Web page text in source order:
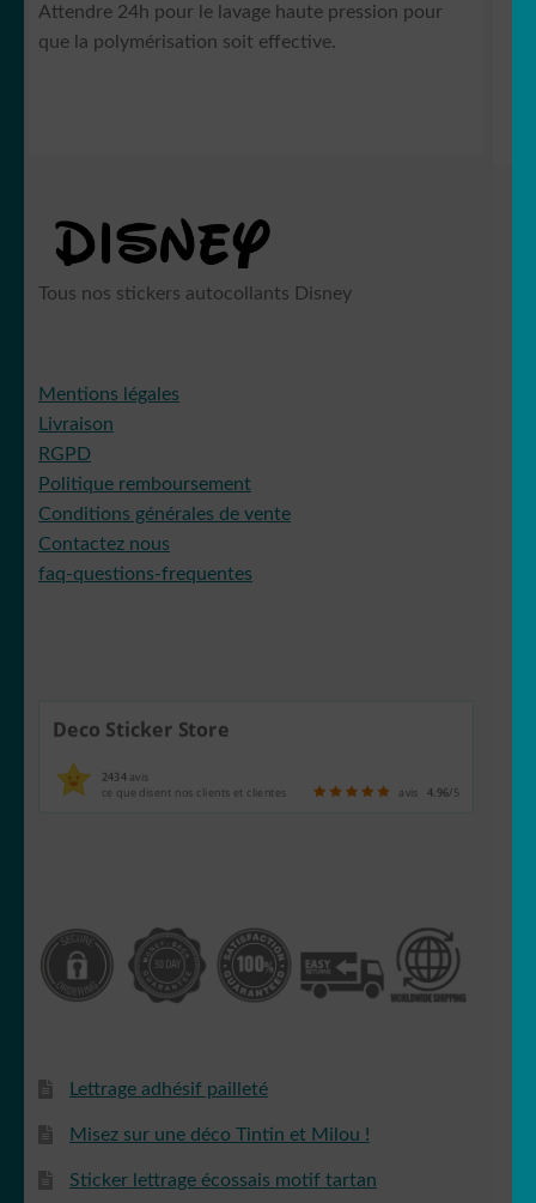
Attendre 24h pour le lavage haute pression pour
que la polymérisation soit effective.
Tous nos stickers autocollants Disney
Mentions légales
Livraison
RGPD
Politique remboursement
Conditions générales de vente
Contactez nous
faq-questions-frequentes
Deco Sticker Store
2434avis
ce que disent nos clients et clientes avis 4.96/5
Lettrage adhésif pailleté
Misez sur une déco Tintin et Milou !
Sticker lettrage écossais motif tartan